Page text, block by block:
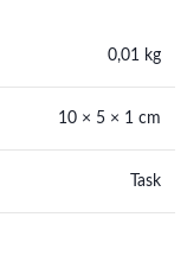
0,01 kg
10 × 5 × 1 cm
Task